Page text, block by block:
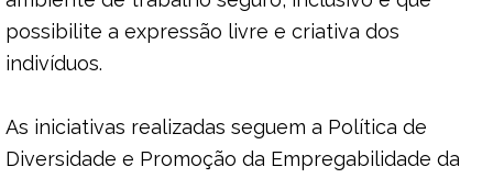
possibilite a expressão livre e criativa dos
indivíduos.
As iniciativas realizadas seguem a Política de
Diversidade e Promoção da Empregabilidade da